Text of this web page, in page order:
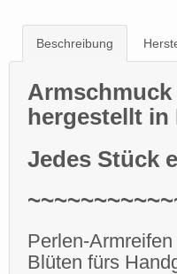
Beschreibung
hergestellt in
Jedes Stück
Perlen-Armreifen
Blüten fürs